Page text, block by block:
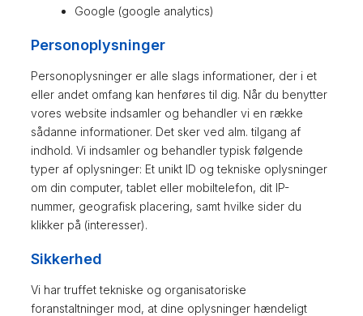
Google (google analytics)
Personoplysninger
Personoplysninger er alle slags informationer, der i et
eller andet omfang kan henføres til dig. Når du benytter
vores website indsamler og behandler vi en række
sådanne informationer. Det sker ved alm. tilgang af
indhold. Vi indsamler og behandler typisk følgende
typer af oplysninger: Et unikt ID og tekniske oplysninger
om din computer, tablet eller mobiltelefon, dit IP-
nummer, geografisk placering, samt hvilke sider du
klikker på (interesser).
Sikkerhed
Vi har truffet tekniske og organisatoriske
foranstaltninger mod, at dine oplysninger hændeligt